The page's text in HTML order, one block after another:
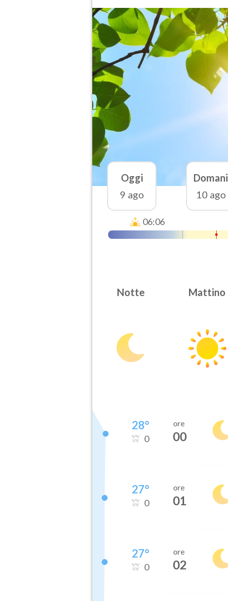
Oggi
9 ago
Domani
10 ago
06:06
Notte Mattino
28°
0
ore
00
27°
0
ore
01
27°
0
ore
02